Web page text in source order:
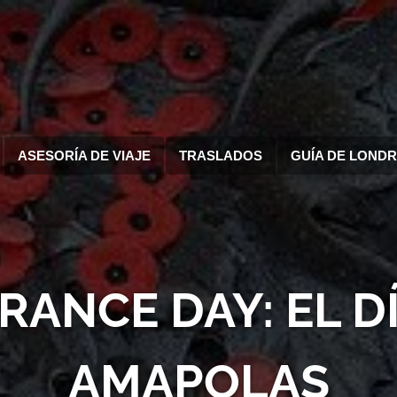
ASESORÍA DE VIAJE TRASLADOS GUÍA DE
DAY: EL
AMAPOLAS